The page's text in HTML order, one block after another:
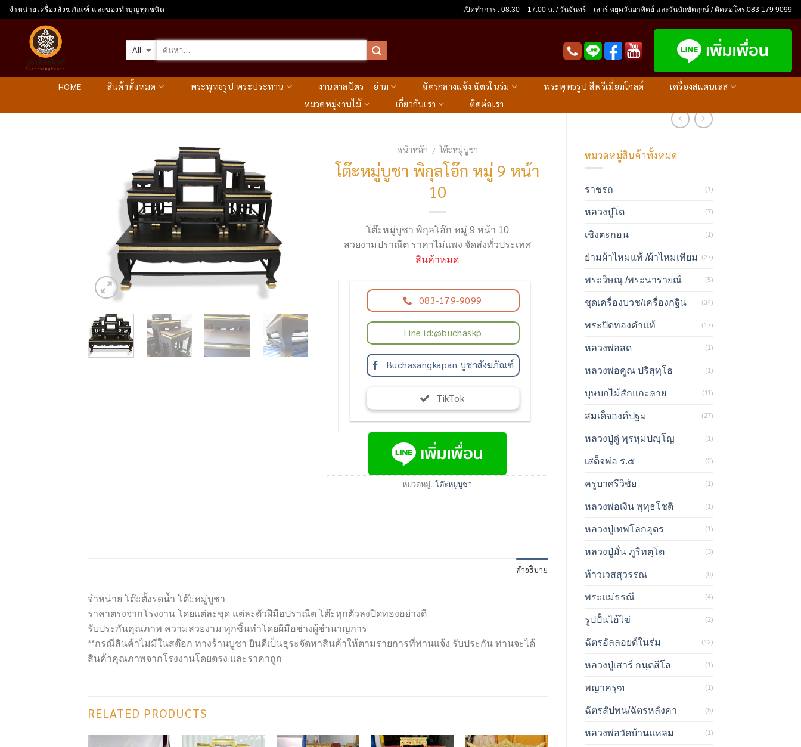
Skip
to
content
จำหน่ายเครื่องสังฆภัณฑ์ และของทำบุญทุกชนิด เปิดทำการ : 08.30 – 17.00 น. / วันจันทร์ – เสาร์ หยุดวันอาทิตย์ และวันนักขัตฤกษ์ / ติดต่อโทร.083 179 9099
HOME สินค้าทั้งหมด พระพุทธรูป พระประทาน งานตาลปัตร – ย่าม ฉัตรกลางแจ้ง ฉัตรในร่ม พระพุทธรูป สีพรีเมี่ยมโกลด์
เครื่องสแตนเลส
หมวดหมู่งานไม้
เกี่ยวกับเรา ติดต่อเรา
หน้าหลัก / โต๊ะหมู่บูชา
โต๊ะหมู่บูชา พิกุลโอ๊ก หมู่ 9 หน้า
10
โต๊ะหมู่บูชา พิกุลโอ๊ก หมู่ 9 หน้า 10
สวยงามปราณีต ราคาไม่แพง จัดส่งทั่วประเทศ
สินค้าหมด
083-179-9099
Line id:@buchaskp
Buchasangkapan บูชาสังฆภัณฑ์
TikTok
หมวดหมู่:โต๊ะหมู่บูชา
คำอธิบาย
จำหน่าย โต๊ะตั้งรดน้ำ โต๊ะหมู่บูชา
ราคาตรงจากโรงงาน โดยแต่ละชุด แต่ละตัวฝีมือปราณีต โต๊ะทุกตัวลงปิดทองอย่างดี
รับประกันคุณภาพ ความสวยงาม ทุกชิ้นทำโดยผีมือช่างผู้ชำนาญการ
**กรณีสินค้าไม่มีในสต๊อก ทางร้านบูชา ยินดีเป็นธุระจัดหาสินค้าให้ตามรายการที่ท่านแจ้ง รับประกัน ท่านจะได้
สินค้าคุณภาพจากโรงงานโดยตรง และราคาถูก
RELATED PRODUCTS
หมวดหมู่สินค้าทั้งหมด
ราชรถ (1)
หลวงปู่โต (7)
เชิงตะกอน (1)
ย่ามผ้าไหมแท้ /ผ้าไหมเทียม (27)
พระวิษณุ /พระนารายณ์ (5)
ชุดเครื่องบวช/เครื่องกฐิน (34)
พระปิดทองคำแท้ (17)
หลวงพ่อสด (1)
หลวงพ่อคูณ ปริสุทฺโธ (1)
บุษบกไม้สักแกะลาย (11)
สมเด็จองค์ปฐม (27)
หลวงปู่ดู่ พฺรหฺมปญฺโญ (1)
เสด็จพ่อ ร.๕ (2)
ครูบาศรีวิชัย (1)
หลวงพ่อเงิน พุทฺธโชติ (1)
หลวงปู่เทพโลกอุดร (1)
หลวงปู่มั่น ภูริทตฺโต (3)
ท้าวเวสสุวรรณ (8)
พระแม่ธรณี (4)
รูปปั้นไอ้ไข่ (2)
ฉัตรอัลลอยด์ในร่ม (12)
หลวงปู่เสาร์ กนฺตสีโล (1)
พญาครุฑ (1)
ฉัตรสัปทน/ฉัตรหลังคา (5)
หลวงพ่อวัดบ้านแหลม (1)